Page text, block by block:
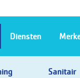
Sanitair
Diensten